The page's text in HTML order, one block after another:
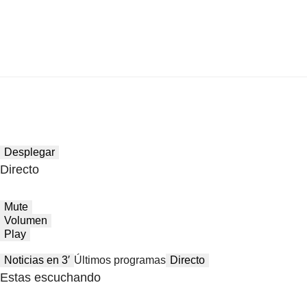
Desplegar
Directo
Mute
Volumen
Play
Noticias en 3′ Últimos programas Directo
Estas escuchando